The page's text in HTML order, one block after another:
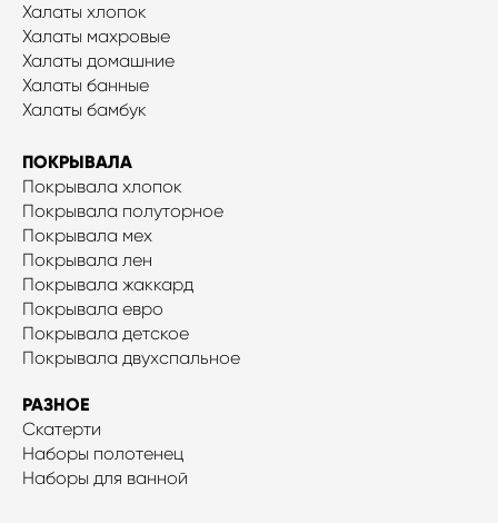
Халаты хлопок
Халаты махровые
Халаты домашние
Халаты банные
Халаты бамбук
ПОКРЫВАЛА
Покрывала хлопок
Покрывала полуторное
Покрывала мех
Покрывала лен
Покрывала жаккард
Покрывала евро
Покрывала детское
Покрывала двухспальное
РАЗНОЕ
Скатерти
Наборы полотенец
Наборы для ванной